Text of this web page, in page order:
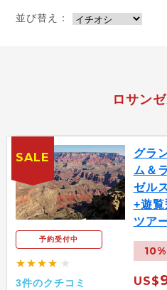
並び替え：
ロサン
予約受付中
★★★★ ★
3件のクチコミ
グラ
ム＆
ゼル
+遊
ツア
US$
SALE